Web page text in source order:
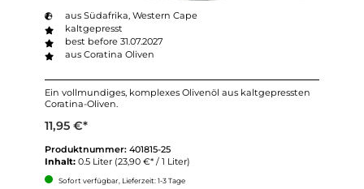
aus Südafrika, Western Cape
kaltgepresst
best before 31.07.2027
aus Coratina Oliven
Ein vollmundiges, komplexes Olivenöl aus kaltgepressten
Coratina-Oliven.
11,95 €*
Produktnummer: 401815-25
Inhalt: 0.5 Liter (23,90 €* / 1 Liter)
Sofort verfügbar, Lieferzeit: 1-3 Tage